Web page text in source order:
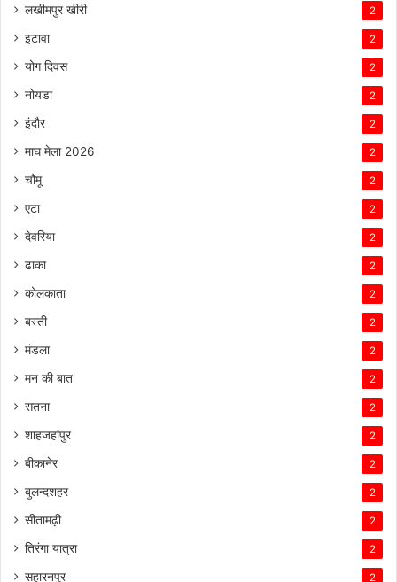
लखीमपुर खीरी 2
इटावा 2
योग दिवस 2
नोयडा 2
इंदौर 2
माघ मेला 2026 2
चौमू 2
एटा 2
देवरिया 2
ढाका 2
कोलकाता 2
बस्ती 2
मंडला 2
मन की बात 2
सतना 2
शाहजहांपुर 2
बीकानेर 2
बुलन्दशहर 2
सीतामढ़ी 2
तिरंगा यात्रा 2
सहारनपुर 2